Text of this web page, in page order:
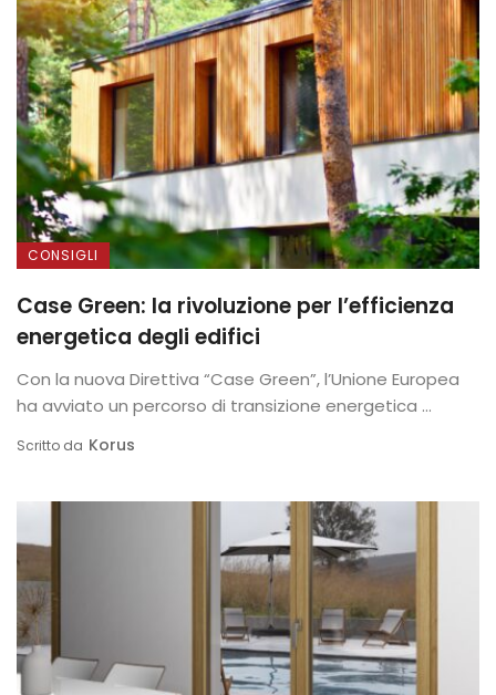
CONSIGLI
Case Green: la rivoluzione per l’efficienza
energetica degli edifici
Con la nuova Direttiva “Case Green”, l’Unione Europea
ha avviato un percorso di transizione energetica ...
Scritto da Korus